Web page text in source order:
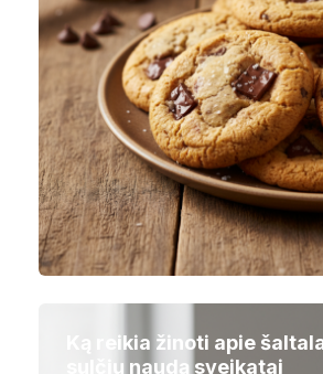
Ką reikia žinoti apie
sulčių naudą sveikatai